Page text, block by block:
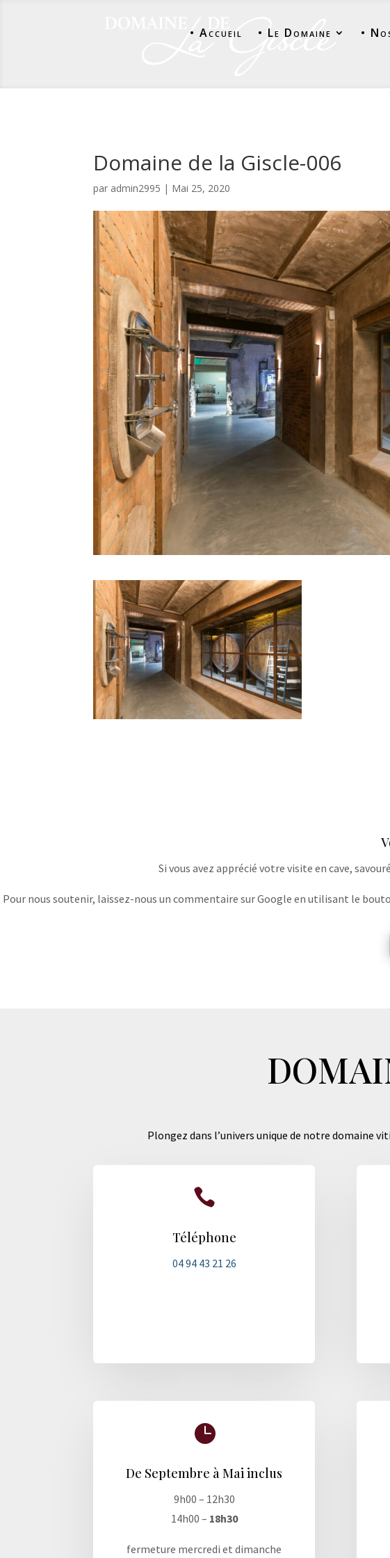
• Accueil • Le Domaine •
Domaine de la Giscle-006
par admin2995 | Mai 25, 2020
Si vous avez apprécié votre visite en cave,
Pour nous soutenir, laissez-nous un commentaire sur Google en utilisant le
Plongez dans l’univers unique de notre domaine

Téléphone
04 94 43 21 26

De Septembre à Mai inclus
9h00 – 12h30
14h00 – 18h30
fermeture mercredi et dimanche